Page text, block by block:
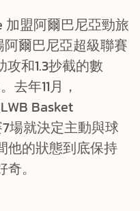
盟阿爾巴尼亞勁旅
阿爾巴尼亞超級聯賽
攻和1.3抄截的數
去年11月，
Basket
場就決定主動與球
他的狀態到底保持
。